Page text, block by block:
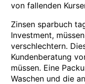
von fallenden
Zinsen sparbuch
Investment,
verschlechtern.
Kundenberatung
müssen. Eine
Waschen und die